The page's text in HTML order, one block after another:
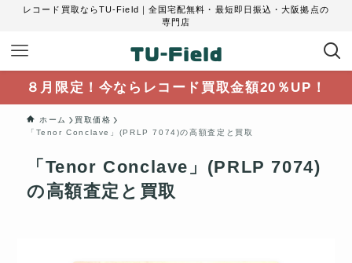
レコード買取ならTU-Field｜全国宅配無料・最短即日振込・大阪拠点の
専門店
８月限定！今ならレコード買取金額20％UP！
ホーム
買取価格
「Tenor Conclave」(PRLP 7074)の高額査定と買取
「Tenor Conclave」(PRLP 7074)
の高額査定と買取